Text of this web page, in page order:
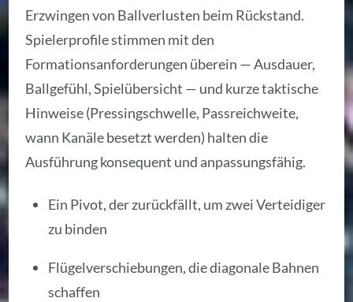
Erzwingen von Ballverlusten beim Rückstand.
Spielerprofile stimmen mit den
Formationsanforderungen überein — Ausdauer,
Ballgefühl, Spielübersicht — und kurze taktische
Hinweise (Pressingschwelle, Passreichweite,
wann Kanäle besetzt werden) halten die
Ausführung konsequent und anpassungsfähig.
Ein Pivot, der zurückfällt, um zwei Verteidiger
zu binden
Flügelverschiebungen, die diagonale Bahnen
schaffen